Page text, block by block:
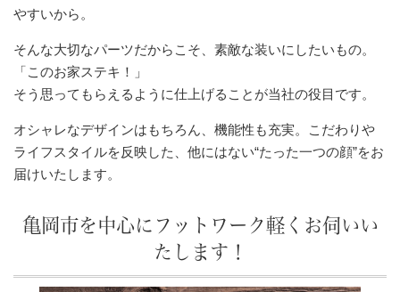
やすいから。
そんな大切なパーツだからこそ、素敵な装いにしたいもの。
「このお家ステキ！」
そう思ってもらえるように仕上げることが当社の役目です。
オシャレなデザインはもちろん、機能性も充実。こだわりや
ライフスタイルを反映した、他にはない“たった一つの顔”をお
届けいたします。
亀岡市を中心にフットワーク軽くお伺いい
たします！